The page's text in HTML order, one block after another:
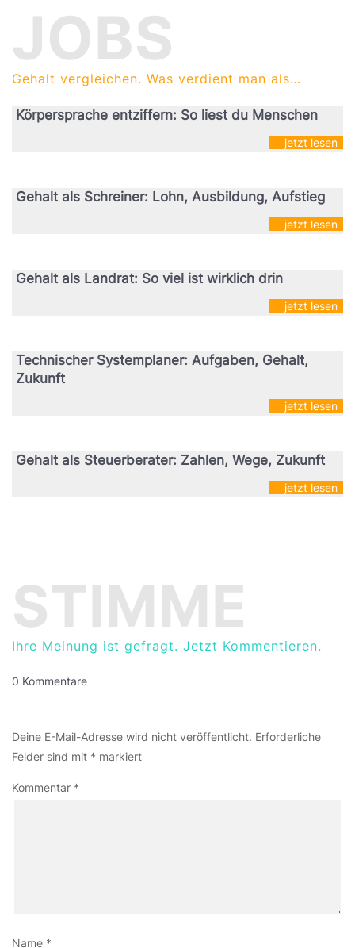
JOBS
Gehalt vergleichen. Was verdient man als…
Körpersprache entziffern: So liest du Menschen
jetzt lesen
Gehalt als Schreiner: Lohn, Ausbildung, Aufstieg
jetzt lesen
Gehalt als Landrat: So viel ist wirklich drin
jetzt lesen
Technischer Systemplaner: Aufgaben, Gehalt,
Zukunft
jetzt lesen
Gehalt als Steuerberater: Zahlen, Wege, Zukunft
jetzt lesen
STIMME
Ihre Meinung ist gefragt. Jetzt Kommentieren.
0 Kommentare
Deine E-Mail-Adresse wird nicht veröffentlicht. Erforderliche
Felder sind mit * markiert
Kommentar *
Name *